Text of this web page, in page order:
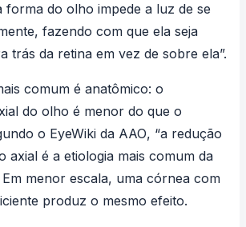
forma do olho impede a luz de se
fazendo com que ela seja
trás da retina em vez de sobre ela”.
comum é anatômico: o
do olho é menor do que o
o EyeWiki da AAO, “a redução
axial é a etiologia mais comum da
Em menor escala, uma córnea com
produz o mesmo efeito.